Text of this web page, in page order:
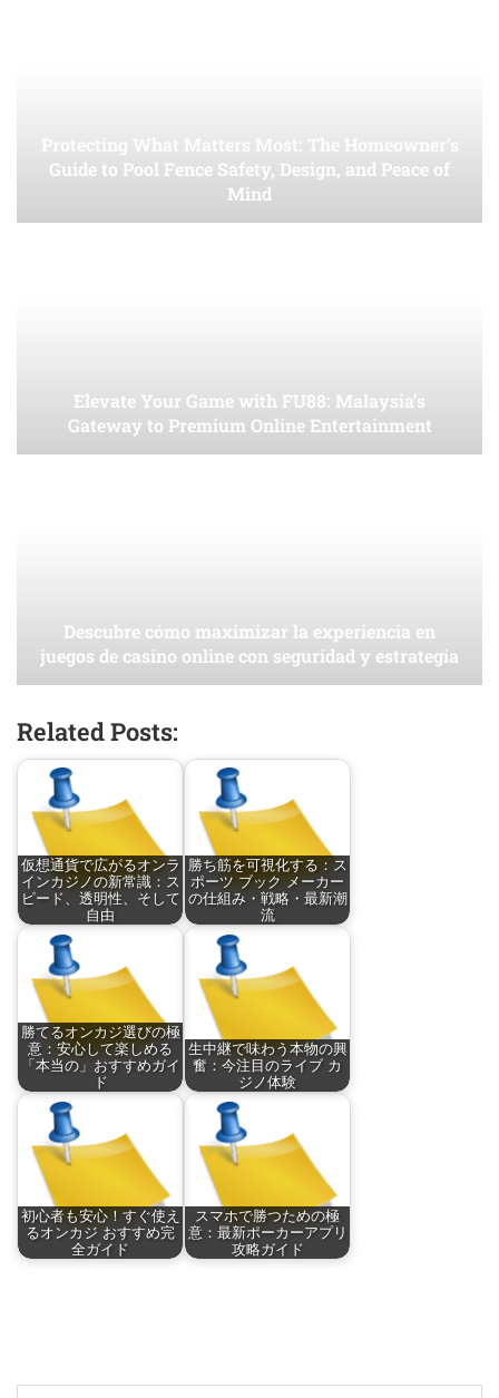
Protecting What Matters Most: The Homeowner’s
Guide to Pool Fence Safety, Design, and Peace of
Mind
Elevate Your Game with FU88: Malaysia’s
Gateway to Premium Online Entertainment
Descubre cómo maximizar la experiencia en
juegos de casino online con seguridad y estrategia
Related Posts:
仮想通貨で広がるオンラ
インカジノの新常識：ス
ピード、透明性、そして
自由
勝ち筋を可視化する：ス
ポーツ ブック メーカー
の仕組み・戦略・最新潮
流
勝てるオンカジ選びの極
意：安心して楽しめる
「本当の」おすすめガイ
ド
生中継で味わう本物の興
奮：今注目のライブ カ
ジノ体験
初心者も安心！すぐ使え
るオンカジ おすすめ完
全ガイド
スマホで勝つための極
意：最新ポーカーアプリ
攻略ガイド